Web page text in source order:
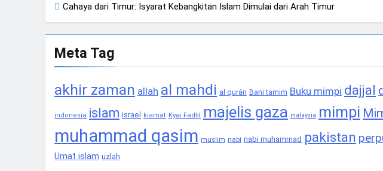
Cahaya dari Timur: Isyarat Kebangkitan Islam Dimulai dari Arah Timur
Meta Tag
akhir zaman allah al mahdi al qurán Bani tamim Buku mimpi dajjal
indonesia islam israel kiamat Kyai Fadlil majelis gaza malaysia mimpi
muhammad qasim muslim nabi nabi muhammad pakistan
Umat islam uzlah